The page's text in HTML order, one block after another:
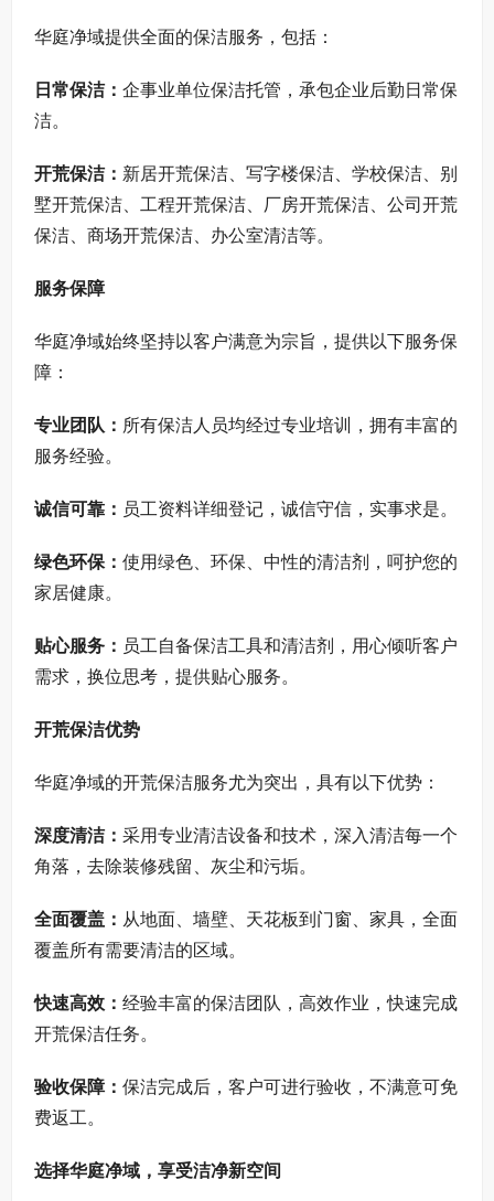
华庭净域提供全面的保洁服务，包括：
日常保洁： 企事业单位保洁托管，承包企业后勤日常保
洁。
开荒保洁： 新居开荒保洁、写字楼保洁、学校保洁、别
墅开荒保洁、工程开荒保洁、厂房开荒保洁、公司开荒
保洁、商场开荒保洁、办公室清洁等。
服务保障
华庭净域始终坚持以客户满意为宗旨，提供以下服务保
障：
专业团队： 所有保洁人员均经过专业培训，拥有丰富的
服务经验。
诚信可靠： 员工资料详细登记，诚信守信，实事求是。
绿色环保： 使用绿色、环保、中性的清洁剂，呵护您的
家居健康。
贴心服务： 员工自备保洁工具和清洁剂，用心倾听客户
需求，换位思考，提供贴心服务。
开荒保洁优势
华庭净域的开荒保洁服务尤为突出，具有以下优势：
深度清洁： 采用专业清洁设备和技术，深入清洁每一个
角落，去除装修残留、灰尘和污垢。
全面覆盖： 从地面、墙壁、天花板到门窗、家具，全面
覆盖所有需要清洁的区域。
快速高效： 经验丰富的保洁团队，高效作业，快速完成
开荒保洁任务。
验收保障： 保洁完成后，客户可进行验收，不满意可免
费返工。
选择华庭净域，享受洁净新空间